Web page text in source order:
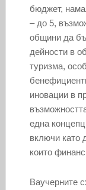
бюджет,
– до 5,
общини да
дейности в
туризма,
иновации в
една
включи като
които
Ваучерните